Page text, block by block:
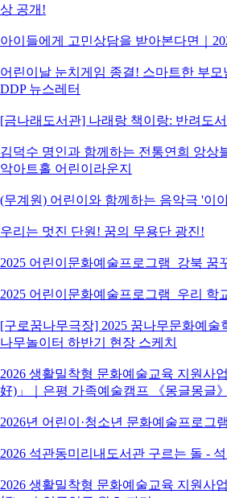
상 공개!
아이들에게 고민상담을 받아본다면｜
어린이날 눈치게임 종결! 스마트한 부모
DDP 뉴스레터
[금나래도서관] 나래랑 책이랑: 반려도
김덕수 명인과 함께하는 전통연희 앙상
악아트홀 어린이라운지
(무계원) 어린이와 함께하는 음악극 '이
우리는 멋진 단원! 꿈의 무용단 광진!
2025 어린이문화예술프로그램_강북 꿈
2025 어린이문화예술프로그램_우리 학
[구로꿈나무극장] 2025 꿈나무문화예
나무놀이터 하반기 현장 스케치
2026 생활밀착형 문화예술교육 지원사
好)」｜은평 가족예술캠프 《몽글몽글》
2026년 어린이·청소년 문화예술프로그
2026 석관동미리내도서관 구르는 돌 -
2026 생활밀착형 문화예술교육 지원사